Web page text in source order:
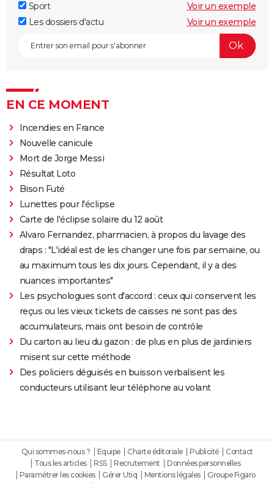
Sport
Voir un exemple
Les dossiers d'actu
Voir un exemple
EN CE MOMENT
Incendies en France
Nouvelle canicule
Mort de Jorge Messi
Résultat Loto
Bison Futé
Lunettes pour l'éclipse
Carte de l'éclipse solaire du 12 août
Alvaro Fernandez, pharmacien, à propos du lavage des
draps : "L'idéal est de les changer une fois par semaine, ou
au maximum tous les dix jours. Cependant, il y a des
nuances importantes"
Les psychologues sont d'accord : ceux qui conservent les
reçus ou les vieux tickets de caisses ne sont pas des
accumulateurs, mais ont besoin de contrôle
Du carton au lieu du gazon : de plus en plus de jardiniers
misent sur cette méthode
Des policiers déguisés en buisson verbalisent les
conducteurs utilisant leur téléphone au volant
Qui sommes-nous ? Equipe Charte éditoriale Publicité
Contact
Tous les articles
RSS Recrutement
Données personnelles
Paramétrer les cookies
Gérer Utiq Mentions légales
Groupe Figaro